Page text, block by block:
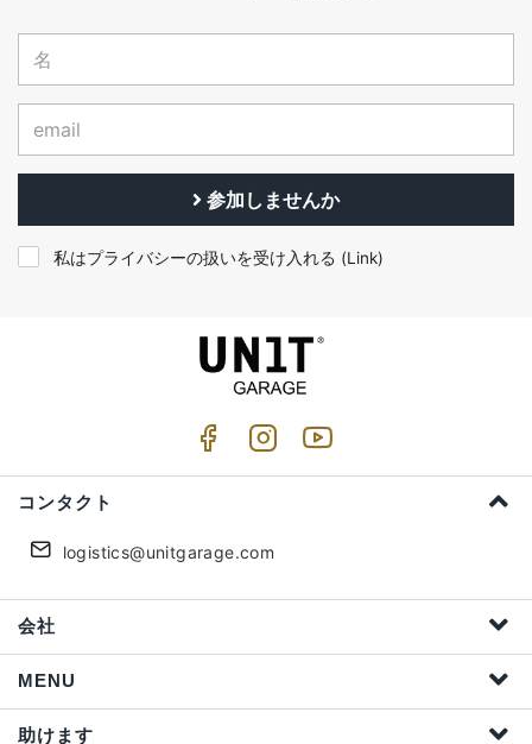
参加しませんか
私はプライバシーの扱いを受け入れる (Link)
コンタクト
logistics@unitgarage.com
会社
MENU
助けます